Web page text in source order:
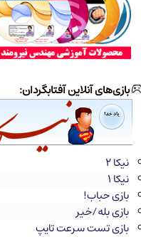
بازی‌های آنلاین آفتابگردان:
نیکا ۲
نیکا ۱
بازی حباب!
بازی بله/خیر
بازی تست سرعت تایپ